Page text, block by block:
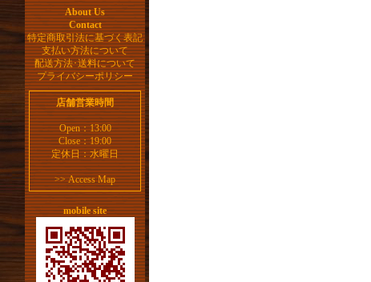
About Us
Contact
特定商取引法に基づく表記
支払い方法について
配送方法･送料について
プライバシーポリシー
店舗営業時間
Open：13:00
Close：19:00
定休日：水曜日
>>Access Map
mobile site